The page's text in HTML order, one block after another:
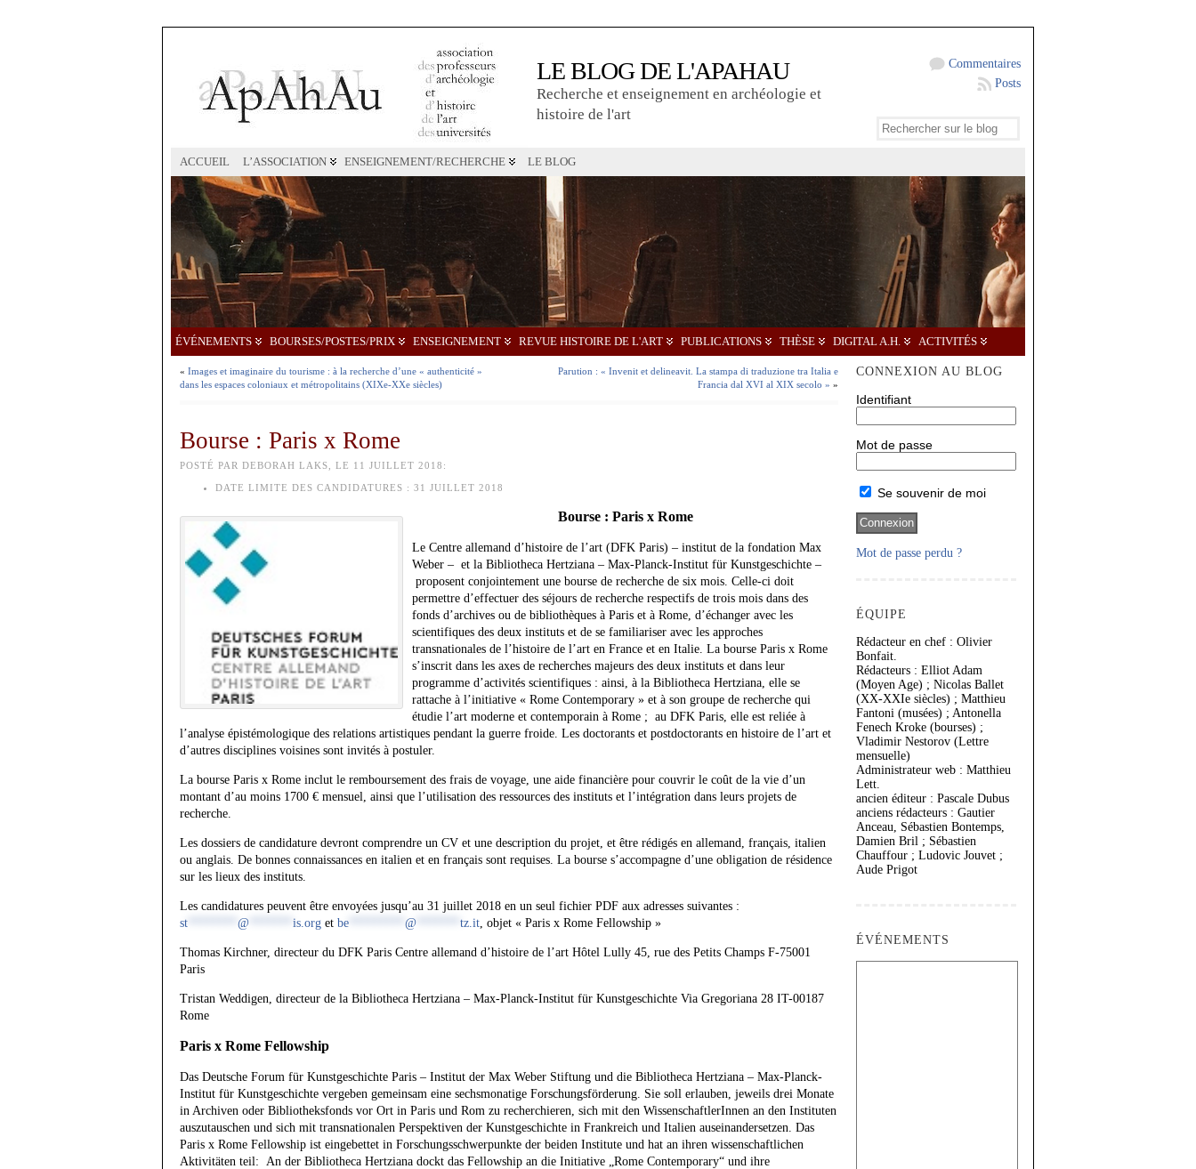
LE BLOG DE L'APAHAU
Recherche et enseignement en archéologie et
histoire de l'art
Commentaires
Posts
ACCUEIL L’ASSOCIATION ENSEIGNEMENT/RECHERCHE LE BLOG
ÉVÉNEMENTS BOURSES/POSTES/PRIX ENSEIGNEMENT REVUE HISTOIRE DE L'ART PUBLICATIONS THÈSE DIGITAL A.H. ACTIVITÉS
« Images et imaginaire du tourisme : à la recherche d’une « authenticité »
dans les espaces coloniaux et métropolitains (XIXe-XXe siècles)
Parution : « Invenit et delineavit. La stampa di traduzione tra Italia e
Francia dal XVI al XIX secolo » »
Bourse : Paris x Rome
POSTÉ PAR DEBORAH LAKS, LE 11 JUILLET 2018:
DATE LIMITE DES CANDIDATURES : 31 JUILLET 2018
Bourse : Paris x Rome
Le Centre allemand d’histoire de l’art (DFK Paris) – institut de la fondation Max
Weber – et la Bibliotheca Hertziana – Max-Planck-Institut für Kunstgeschichte –
proposent conjointement une bourse de recherche de six mois. Celle-ci doit
permettre d’effectuer des séjours de recherche respectifs de trois mois dans des
fonds d’archives ou de bibliothèques à Paris et à Rome, d’échanger avec les
scientifiques des deux instituts et de se familiariser avec les approches
transnationales de l’histoire de l’art en France et en Italie. La bourse Paris x Rome
s’inscrit dans les axes de recherches majeurs des deux instituts et dans leur
programme d’activités scientifiques : ainsi, à la Bibliotheca Hertziana, elle se
rattache à l’initiative « Rome Contemporary » et à son groupe de recherche qui
étudie l’art moderne et contemporain à Rome ; au DFK Paris, elle est reliée à
l’analyse épistémologique des relations artistiques pendant la guerre froide. Les doctorants et postdoctorants en histoire de l’art et
d’autres disciplines voisines sont invités à postuler.
La bourse Paris x Rome inclut le remboursement des frais de voyage, une aide financière pour couvrir le coût de la vie d’un
montant d’au moins 1700 € mensuel, ainsi que l’utilisation des ressources des instituts et l’intégration dans leurs projets de
recherche.
Les dossiers de candidature devront comprendre un CV et une description du projet, et être rédigés en allemand, français, italien
ou anglais. De bonnes connaissances en italien et en français sont requises. La bourse s’accompagne d’une obligation de résidence
sur les lieux des instituts.
Les candidatures peuvent être envoyées jusqu’au 31 juillet 2018 en un seul fichier PDF aux adresses suivantes :
st
@ is.org et be @ tz.it, objet « Paris x Rome Fellowship »
Thomas Kirchner, directeur du DFK Paris Centre allemand d’histoire de l’art Hôtel Lully 45, rue des Petits Champs F-75001
Paris
Tristan Weddigen, directeur de la Bibliotheca Hertziana – Max-Planck-Institut für Kunstgeschichte Via Gregoriana 28 IT-00187
Rome
Paris x Rome Fellowship
Das Deutsche Forum für Kunstgeschichte Paris – Institut der Max Weber Stiftung und die Bibliotheca Hertziana – Max-Planck-
Institut für Kunstgeschichte vergeben gemeinsam eine sechsmonatige Forschungsförderung. Sie soll erlauben, jeweils drei Monate
in Archiven oder Bibliotheksfonds vor Ort in Paris und Rom zu recherchieren, sich mit den WissenschaftlerInnen an den Instituten
auszutauschen und sich mit transnationalen Perspektiven der Kunstgeschichte in Frankreich und Italien auseinandersetzen. Das
Paris x Rome Fellowship ist eingebettet in Forschungsschwerpunkte der beiden Institute und hat an ihren wissenschaftlichen
Aktivitäten teil: An der Bibliotheca Hertziana dockt das Fellowship an die Initiative „Rome Contemporary“ und ihre
CONNEXION AU BLOG
Identifiant
Mot de passe
Se souvenir de moi
Mot de passe perdu ?
ÉQUIPE
Rédacteur en chef : Olivier
Bonfait.
Rédacteurs : Elliot Adam
(Moyen Age) ; Nicolas Ballet
(XX-XXIe siècles) ; Matthieu
Fantoni (musées) ; Antonella
Fenech Kroke (bourses) ;
Vladimir Nestorov (Lettre
mensuelle)
Administrateur web : Matthieu
Lett.
ancien éditeur : Pascale Dubus
anciens rédacteurs : Gautier
Anceau, Sébastien Bontemps,
Damien Bril ; Sébastien
Chauffour ; Ludovic Jouvet ;
Aude Prigot
ÉVÉNEMENTS